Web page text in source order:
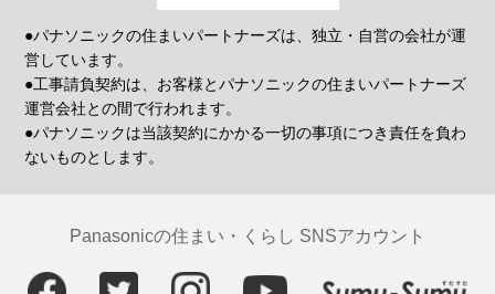
●パナソニックの住まいパートナーズは、独立・自営の会社が運
営しています。
●工事請負契約は、お客様とパナソニックの住まいパートナーズ
運営会社との間で行われます。
●パナソニックは当該契約にかかる一切の事項につき責任を負わ
ないものとします。
Panasonicの住まい・くらし SNSアカウント